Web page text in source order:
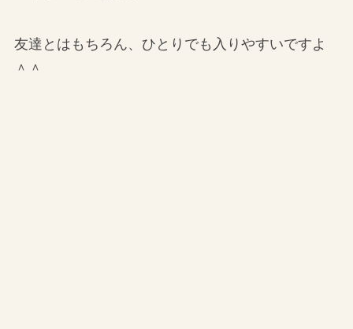
友達とはもちろん、ひとりでも入りやすいですよ
＾＾